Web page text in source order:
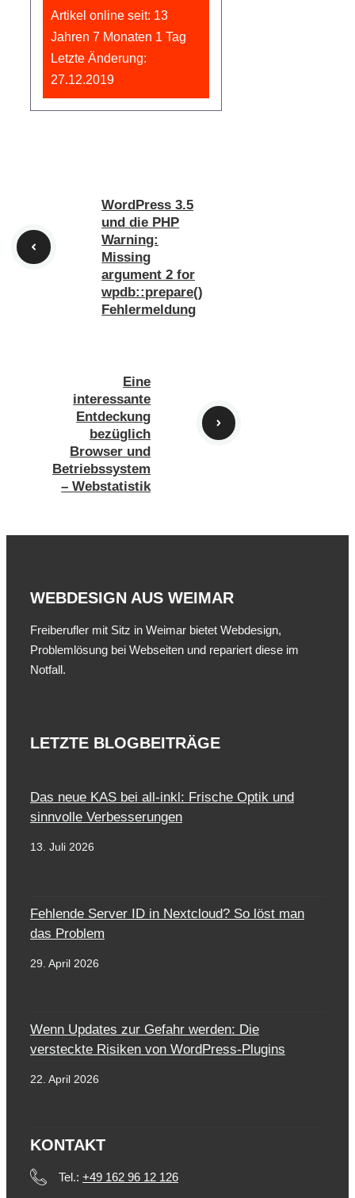
Artikel online seit: 13
Jahren 7 Monaten 1 Tag
Letzte Änderung:
27.12.2019
WordPress 3.5
und die PHP
Warning:
Missing
argument 2 for
wpdb::prepare()
Fehlermeldung
Eine
interessante
Entdeckung
bezüglich
Browser und
Betriebssystem
– Webstatistik
WEBDESIGN AUS WEIMAR
Freiberufler mit Sitz in Weimar bietet Webdesign,
Problemlösung bei Webseiten und repariert diese im
Notfall.
LETZTE BLOGBEITRÄGE
Das neue KAS bei all-inkl: Frische Optik und
sinnvolle Verbesserungen
13. Juli 2026
Fehlende Server ID in Nextcloud? So löst man
das Problem
29. April 2026
Wenn Updates zur Gefahr werden: Die
versteckte Risiken von WordPress-Plugins
22. April 2026
KONTAKT
Tel.: +49 162 96 12 126